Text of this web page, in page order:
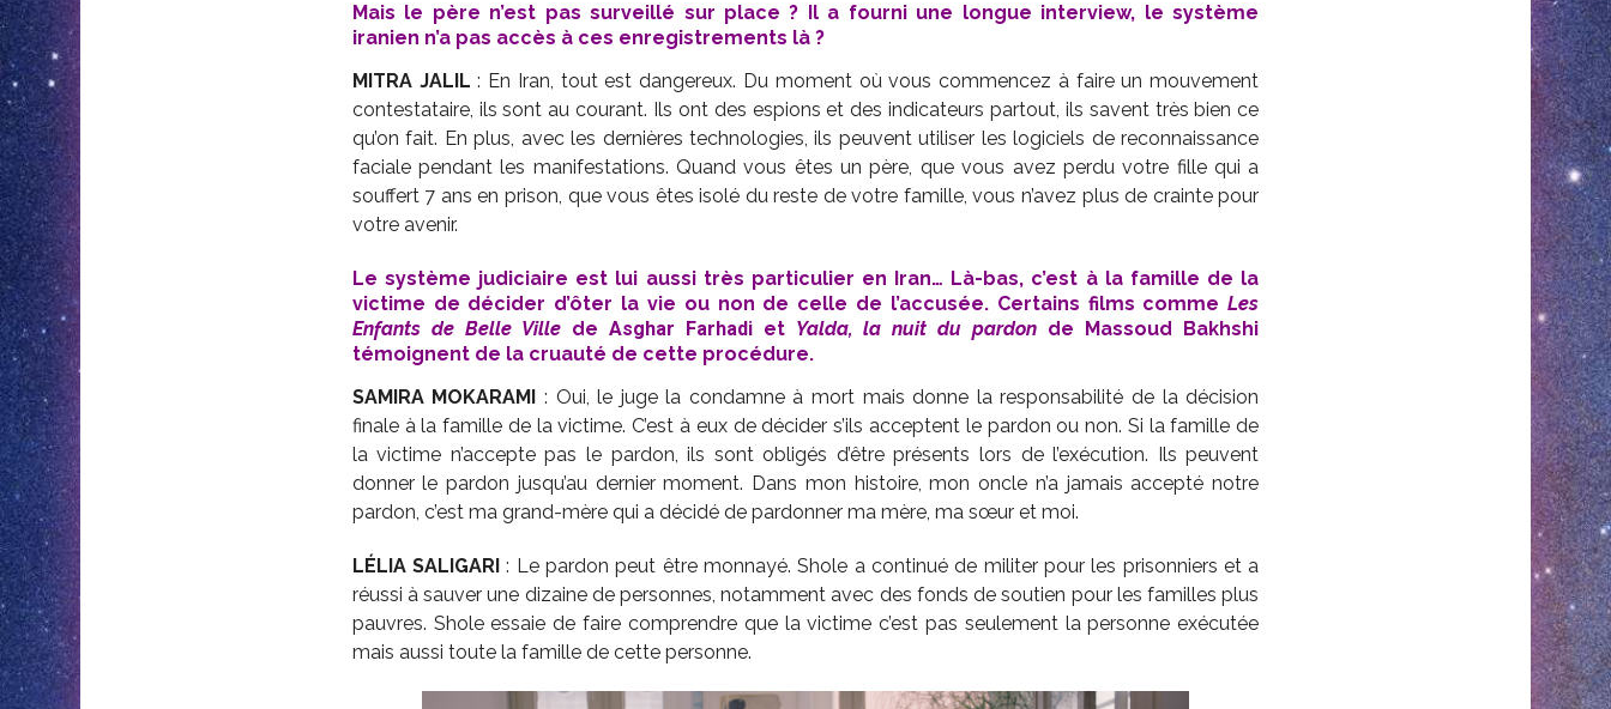
Mais le père n’est pas surveillé sur place ? Il a fourni une longue interview, le système
iranien n’a pas accès à ces enregistrements là ?
MITRA JALIL : En Iran, tout est dangereux. Du moment où vous commencez à faire un mouvement
contestataire, ils sont au courant. Ils ont des espions et des indicateurs partout, ils savent très bien ce
qu’on fait. En plus, avec les dernières technologies, ils peuvent utiliser les logiciels de reconnaissance
faciale pendant les manifestations. Quand vous êtes un père, que vous avez perdu votre fille qui a
souffert 7 ans en prison, que vous êtes isolé du reste de votre famille, vous n’avez plus de crainte pour
votre avenir.
Le système judiciaire est lui aussi très particulier en Iran… Là-bas, c’est à la famille de la
victime de décider d’ôter la vie ou non de celle de l’accusée. Certains films commeLes
Enfants de Belle Villede Asghar Farhadiet Yalda, la nuit du pardon de Massoud Bakhshi
témoignent de la cruauté de cette procédure.
SAMIRA MOKARAMI : Oui, le juge la condamne à mort mais donne la responsabilité de la décision
finale à la famille de la victime. C’est à eux de décider s’ils acceptent le pardon ou non. Si la famille de
la victime n’accepte pas le pardon, ils sont obligés d’être présents lors de l’exécution. Ils peuvent
donner le pardon jusqu’au dernier moment. Dans mon histoire, mon oncle n’a jamais accepté notre
pardon, c’est ma grand-mère qui a décidé de pardonner ma mère, ma sœur et moi.
LÉLIA SALIGARI : Le pardon peut être monnayé. Shole a continué de militer pour les prisonniers et a
réussi à sauver une dizaine de personnes, notamment avec des fonds de soutien pour les familles plus
pauvres. Sholeessaie de faire comprendre que la victime c’est pas seulement la personne exécutée
mais aussi toute la famille de cette personne.